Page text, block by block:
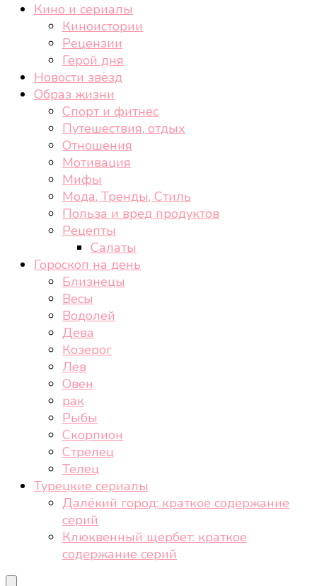
cheek-look.ru
Женский сайт о звездах и кино, а также трендах,
здоровом образе жизни, спорте, стиле, отдыхе и
Кино и сериалы
Киноистории
Рецензии
Герой дня
Новости звёзд
Образ жизни
Спорт и фитнес
Путешествия, отдых
Отношения
Мотивация
Мифы
Мода, Тренды, Стиль
Польза и вред продуктов
Рецепты
Салаты
Гороскоп на день
Близнецы
Весы
Водолей
Дева
Козерог
Лев
Овен
рак
Рыбы
Скорпион
Стрелец
Телец
Турецкие сериалы
Далёкий город: краткое содержание
серий
Клюквенный щербет: краткое
содержание серий